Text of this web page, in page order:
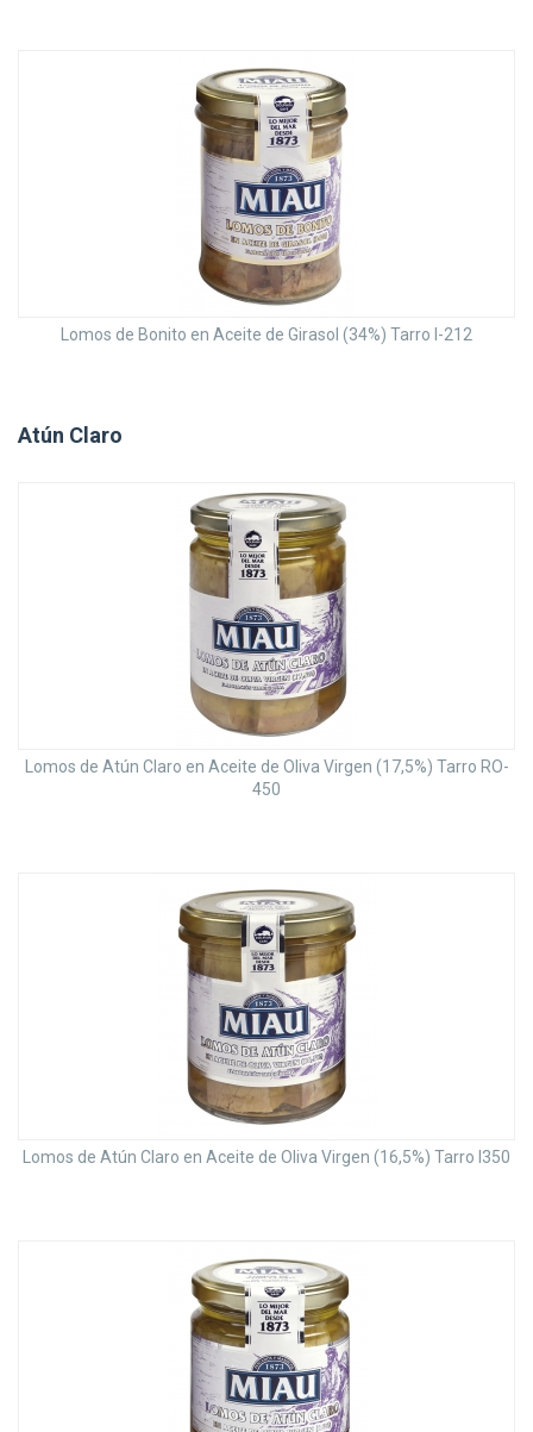
Lomos de Bonito en Aceite de Girasol (34%) Tarro I-212
Atún Claro
Lomos de Atún Claro en Aceite de Oliva Virgen (17,5%) Tarro RO-
450
Lomos de Atún Claro en Aceite de Oliva Virgen (16,5%) Tarro I350